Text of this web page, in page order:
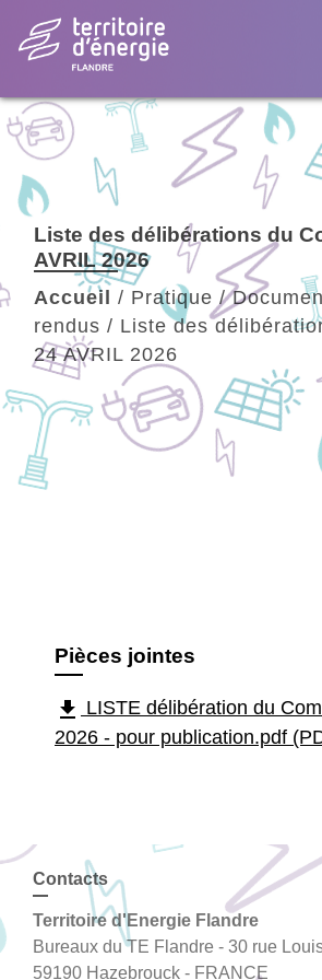
Liste des délibérations du
AVRIL 2026
Accueil / Pratique /
rendus / Liste des
24 AVRIL 2026
Pièces jointes
file_download LISTE délibération du
2026 - pour publication.pdf
Contacts
Territoire d'Energie Flandre
Bureaux du TE Flandre - 30 rue
59190 Hazebrouck - FRANCE